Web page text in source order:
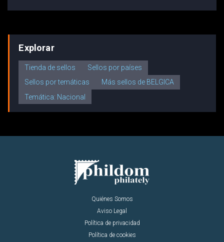
Explorar
Tienda de sellos
Sellos por países
Sellos por temáticas
Más sellos de BELGICA
Temática: Nacional
Quiénes Somos
Aviso Legal
Política de privacidad
Política de cookies